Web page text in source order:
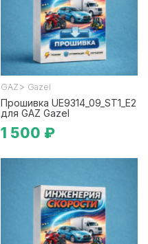
GAZ > Gazel
Прошивка UE9314_09_ST1_E2
для GAZ Gazel
1 500 ₽